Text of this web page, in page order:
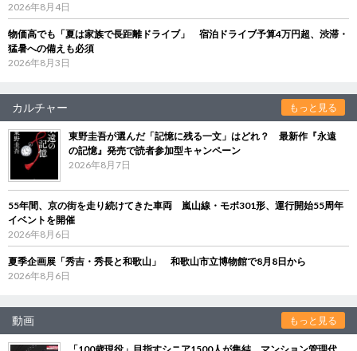
2026年8月4日
物価高でも「夏は家族で長距離ドライブ」 宿泊ドライブ予算4万円超、渋滞・
猛暑への備えも必須
2026年8月3日
カルチャー もっと見る
東野圭吾が選んだ「記憶に残る一文」はどれ？ 最新作『永遠
の記憶』発売で読者参加型キャンペーン
2026年8月7日
55年間、京の街を走り続けてきた車両 嵐山線・モボ301形、運行開始55周年
イベントを開催
2026年8月6日
夏季企画展「秀吉・秀長と和歌山」 和歌山市立博物館で8月8日から
2026年8月6日
動画 もっと見る